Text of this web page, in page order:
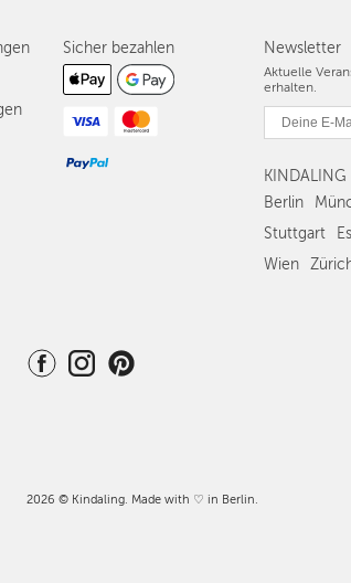
Newsletter
Aktuelle
erhalten.
KINDALING
Berlin
Stuttgart
Wien
Sicher bezahlen
2026 © Kindaling. Made with ♡ in Berlin.